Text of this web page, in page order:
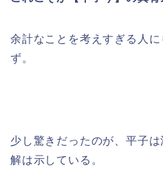
余計なことを考えすぎる人
ず。
少し驚きだったのが、平子
解は示している。